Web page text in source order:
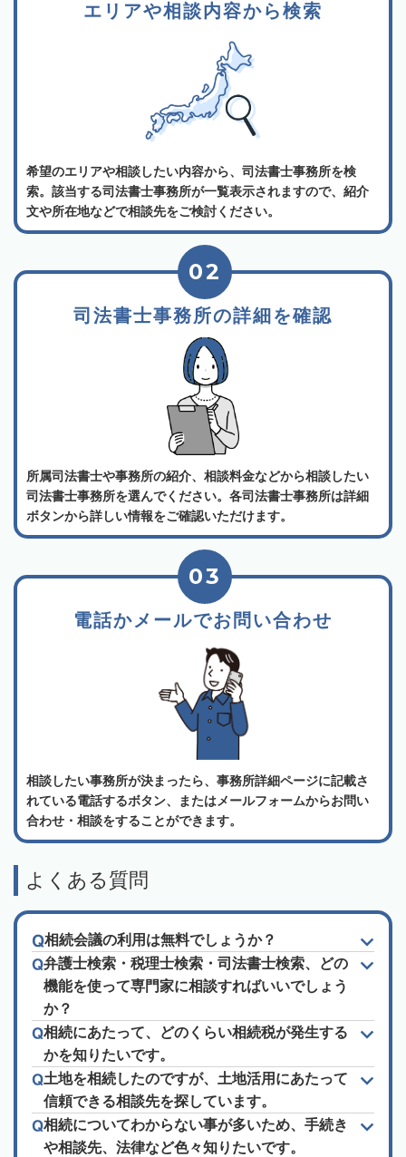
エリアや相談内容から検索
希望のエリアや相談したい内容から、司法書士事務所を検
索。該当する司法書士事務所が一覧表示されますので、紹介
文や所在地などで相談先をご検討ください。
司法書士事務所の詳細を確認
02
所属司法書士や事務所の紹介、相談料金などから相談したい
司法書士事務所を選んでください。各司法書士事務所は詳細
ボタンから詳しい情報をご確認いただけます。
電話かメールでお問い合わせ
03
相談したい事務所が決まったら、事務所詳細ページに記載さ
れている電話するボタン、またはメールフォームからお問い
合わせ・相談をすることができます。
よくある質問
相続会議の利用は無料でしょうか？
弁護士検索・税理士検索・司法書士検索、どの
機能を使って専門家に相談すればいいでしょう
か？
相続にあたって、どのくらい相続税が発生する
かを知りたいです。
土地を相続したのですが、土地活用にあたって
信頼できる相談先を探しています。
相続についてわからない事が多いため、手続き
や相談先、法律など色々知りたいです。